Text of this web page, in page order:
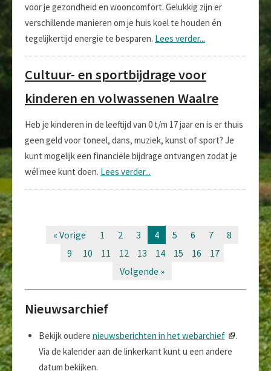
voor je gezondheid en wooncomfort. Gelukkig zijn er
verschillende manieren om je huis koel te houden én
tegelijkertijd energie te besparen. Lees verder...
Cultuur- en sportbijdrage voor
kinderen en volwassenen Waalre
Heb je kinderen in de leeftijd van 0 t/m 17 jaar en is er thuis
geen geld voor toneel, dans, muziek, kunst of sport? Je
kunt mogelijk een financiële bijdrage ontvangen zodat je
wél mee kunt doen. Lees verder...
« Vorige 1 2 3 4 5 6 7
8
9
10 11 12 13 14 15 16
17
Volgende »
Nieuwsarchief
Bekijk oudere nieuwsberichten in het webarchief
.
Via de kalender aan de linkerkant kunt u een andere
datum bekijken.